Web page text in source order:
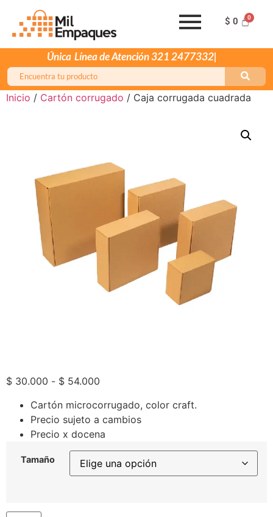
$ 0
Única
Inicio / Cartón corrugado / Caja corrugada cuadrada
$ 30.000 - $ 54.000
Cartón microcorrugado, color craft.
Precio sujeto a cambios
Precio x docena
Tamaño